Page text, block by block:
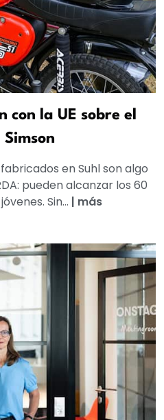
con la UE sobre el
en Suhl son algo
pueden alcanzar los 60
Sin... | más